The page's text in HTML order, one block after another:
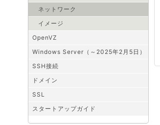
ネットワーク
イメージ
OpenVZ
Windows Server（～2025年2月5日）
SSH接続
ドメイン
SSL
スタートアップガイド